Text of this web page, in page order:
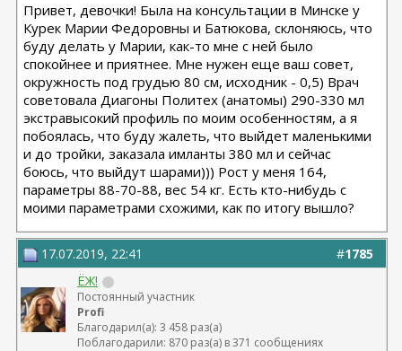
Привет, девочки! Была на консультации в Минске у
Курек Марии Федоровны и Батюкова, склоняюсь, что
буду делать у Марии, как-то мне с ней было
спокойнее и приятнее. Мне нужен еще ваш совет,
окружность под грудью 80 см, исходник - 0,5) Врач
советовала Диагоны Политех (анатомы) 290-330 мл
экстравысокий профиль по моим особенностям, а я
побоялась, что буду жалеть, что выйдет маленькими
и до тройки, заказала имланты 380 мл и сейчас
боюсь, что выйдут шарами))) Рост у меня 164,
параметры 88-70-88, вес 54 кг. Есть кто-нибудь с
моими параметрами схожими, как по итогу вышло?
#1785
17.07.2019, 22:41
ЁЖ!
Постоянный участник
Profi
Благодарил(а): 3 458 раз(а)
Поблагодарили: 870 раз(а) в 371 сообщениях